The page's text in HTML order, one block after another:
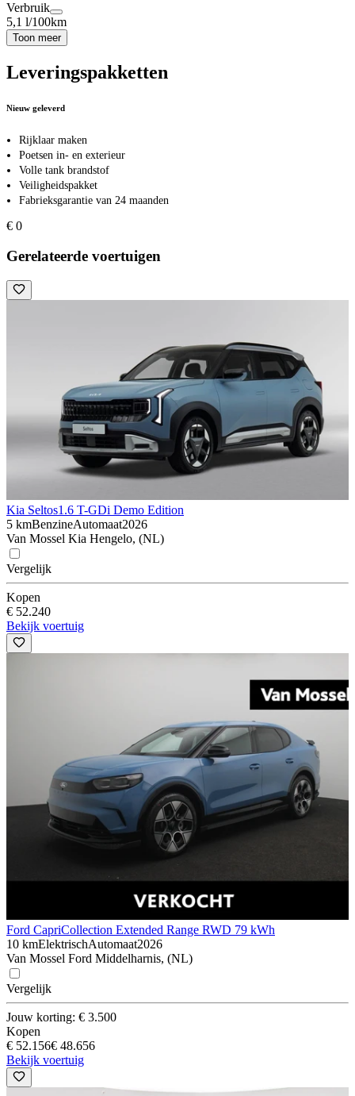
Verbruik
5,1 l/100km
Toon meer
Leveringspakketten
Nieuw geleverd
Rijklaar maken
Poetsen in- en exterieur
Volle tank brandstof
Veiligheidspakket
Fabrieksgarantie van 24 maanden
€ 0
Gerelateerde voertuigen
Kia Seltos1.6 T-GDi Demo Edition
5 kmBenzineAutomaat2026
Van Mossel Kia Hengelo, (NL)
Vergelijk
Kopen
€ 52.240
Bekijk voertuig
Ford CapriCollection Extended Range RWD 79 kWh
10 kmElektrischAutomaat2026
Van Mossel Ford Middelharnis, (NL)
Vergelijk
Jouw korting: € 3.500
Kopen
€ 52.156€ 48.656
Bekijk voertuig